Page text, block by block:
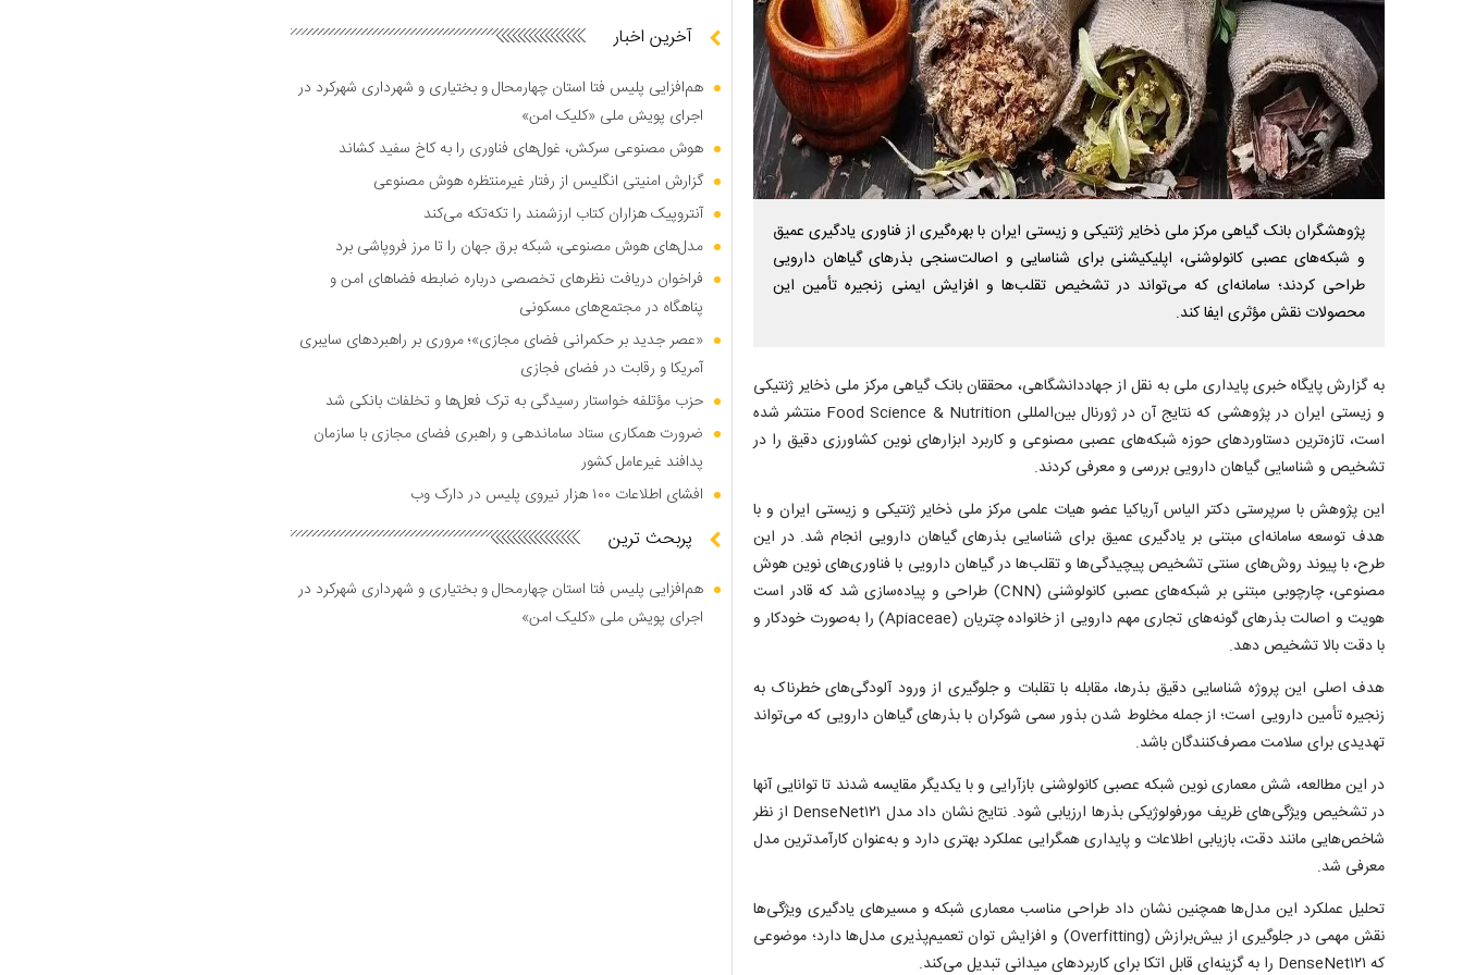
پژوهشگران بانک گیاهی مرکز ملی ذخایر ژنتیکی و زیستی ایران با بهره‌گیری از فناوری یادگیری عمیق
و شبکه‌های عصبی کانولوشنی، اپلیکیشنی برای شناسایی و اصالت‌سنجی بذر‌های گیاهان دارویی
طراحی کردند؛ سامانه‌ای که می‌تواند در تشخیص تقلب‌ها و افزایش ایمنی زنجیره تأمین این
محصولات نقش مؤثری ایفا کند.
به گزارش پایگاه خبری پایداری ملی به نقل از جهاددانشگاهی، محققان بانک گیاهی مرکز ملی ذخایر ژنتیکی
و زیستی ایران در پژوهشی که نتایج آن در ژورنال بین‌المللی Food Science & Nutrition منتشر شده
است، تازه‌ترین دستاورد‌های حوزه شبکه‌های عصبی مصنوعی و کاربرد ابزار‌های نوین کشاورزی دقیق را در
تشخیص و شناسایی گیاهان دارویی بررسی و معرفی کردند.
این پژوهش با سرپرستی دکتر الیاس آریاکیا عضو هیات علمی مرکز ملی ذخایر ژنتیکی و زیستی ایران و با
هدف توسعه سامانه‌ای مبتنی بر یادگیری عمیق برای شناسایی بذر‌های گیاهان دارویی انجام شد. در این
طرح، با پیوند روش‌های سنتی تشخیص پیچیدگی‌ها و تقلب‌ها در گیاهان دارویی با فناوری‌های نوین هوش
مصنوعی، چارچوبی مبتنی بر شبکه‌های عصبی کانولوشنی (CNN) طراحی و پیاده‌سازی شد که قادر است
هویت و اصالت بذر‌های گونه‌های تجاری مهم دارویی از خانواده چتریان (Apiaceae) را به‌صورت خودکار و
با دقت بالا تشخیص دهد.
هدف اصلی این پروژه شناسایی دقیق بذرها، مقابله با تقلبات و جلوگیری از ورود آلودگی‌های خطرناک به
زنجیره تأمین دارویی است؛ از جمله مخلوط شدن بذور سمی شوکران با بذر‌های گیاهان دارویی که می‌تواند
تهدیدی برای سلامت مصرف‌کنندگان باشد.
در این مطالعه، شش معماری نوین شبکه عصبی کانولوشنی بازآرایی و با یکدیگر مقایسه شدند تا توانایی آنها
در تشخیص ویژگی‌های ظریف مورفولوژیکی بذر‌ها ارزیابی شود. نتایج نشان داد مدل DenseNet۱۲۱ از نظر
شاخص‌هایی مانند دقت، بازیابی اطلاعات و پایداری همگرایی عملکرد بهتری دارد و به‌عنوان کارآمدترین مدل
معرفی شد.
تحلیل عملکرد این مدل‌ها همچنین نشان داد طراحی مناسب معماری شبکه و مسیر‌های یادگیری ویژگی‌ها
نقش مهمی در جلوگیری از بیش‌برازش (Overfitting) و افزایش توان تعمیم‌پذیری مدل‌ها دارد؛ موضوعی
که DenseNet۱۲۱ را به گزینه‌ای قابل اتکا برای کاربرد‌های میدانی تبدیل می‌کند.
آخرین اخبار
هم‌افزایی پلیس فتا استان چهارمحال و بختیاری و شهرداری شهرکرد در
اجرای پویش ملی «کلیک امن»
هوش مصنوعی سرکش، غول‌های فناوری را به کاخ سفید کشاند
گزارش امنیتی انگلیس از رفتار غیرمنتظره هوش مصنوعی
آنتروپیک هزاران کتاب ارزشمند را تکه‌تکه می‌کند
مدل‌های هوش مصنوعی، شبکه برق جهان را تا مرز فروپاشی برد
فراخوان دریافت نظر‌های تخصصی درباره ضابطه فضا‌های امن و
پناهگاه در مجتمع‌های مسکونی
«عصر جدید بر حکمرانی فضای مجازی»؛ مروری بر راهبرد‌های سایبری
آمریکا و رقابت در فضای فجازی
حزب مؤتلفه خواستار رسیدگی به ترک فعل‌ها و تخلفات بانکی شد
ضرورت همکاری ستاد ساماندهی و راهبری فضای مجازی با سازمان
پدافند غیرعامل کشور
افشای اطلاعات ۱۰۰ هزار نیروی پلیس در دارک وب
پربحث ترین
هم‌افزایی پلیس فتا استان چهارمحال و بختیاری و شهرداری شهرکرد در
اجرای پویش ملی «کلیک امن»